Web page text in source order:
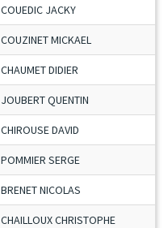
COUEDIC JACKY
COUZINET MICKAEL
CHAUMET DIDIER
JOUBERT QUENTIN
CHIROUSE DAVID
POMMIER SERGE
BRENET NICOLAS
CHAILLOUX CHRISTOPHE